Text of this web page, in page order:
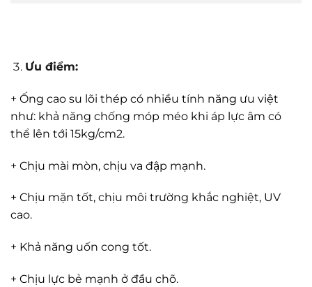
Ưu điểm:
+ Ống cao su lõi thép có nhiều tính năng ưu việt
như: khả năng chống móp méo khi áp lực âm có
thể lên tới 15kg/cm2.
+ Chịu mài mòn, chịu va đập mạnh.
+ Chịu mặn tốt, chịu môi trường khắc nghiệt, UV
cao.
+ Khả năng uốn cong tốt.
+ Chịu lực bẻ mạnh ở đầu chõ.